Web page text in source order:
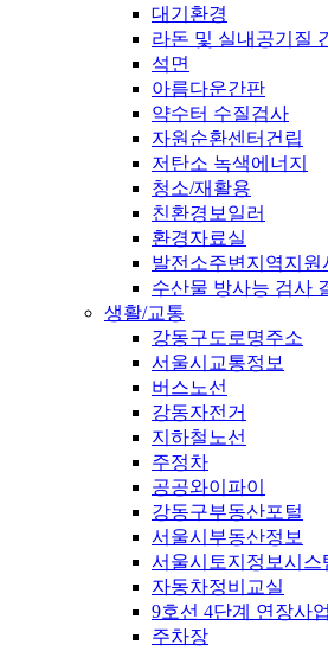
대기환경
라돈 및 실내공기질
석면
아름다운간판
약수터 수질검사
자원순환센터건립
저탄소 녹색에너지
청소/재활용
친환경보일러
환경자료실
발전소주변지역지원
수산물 방사능 검사
생활/교통
강동구도로명주소
서울시교통정보
버스노선
강동자전거
지하철노선
주정차
공공와이파이
강동구부동산포털
서울시부동산정보
서울시토지정보시스
자동차정비교실
9호선 4단계 연장사업
주차장